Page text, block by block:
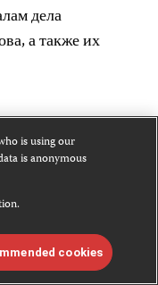
дела
а также их
Email
is using our
is anonymous
cookies